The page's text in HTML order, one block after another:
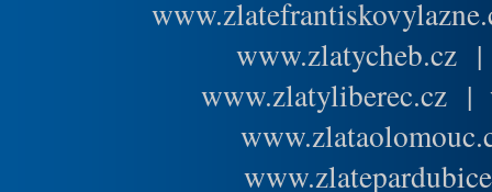
www.zlatycheb.cz
www.zlatyliberec.cz |